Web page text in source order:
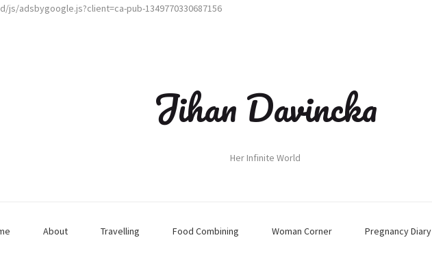
adsbygoogle.js?client=ca-pub-1349770330687156
Jihan Davincka
Her Infinite World
About Travelling Food Combining Woman Corner Pregnancy Diary